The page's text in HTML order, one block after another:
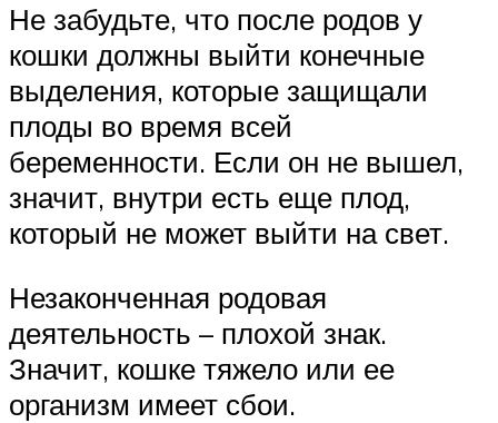
Не забудьте, что после родов у
кошки должны выйти конечные
выделения, которые защищали
плоды во время всей
беременности. Если он не вышел,
значит, внутри есть еще плод,
который не может выйти на свет.
Незаконченная родовая
деятельность – плохой знак.
Значит, кошке тяжело или ее
организм имеет сбои.